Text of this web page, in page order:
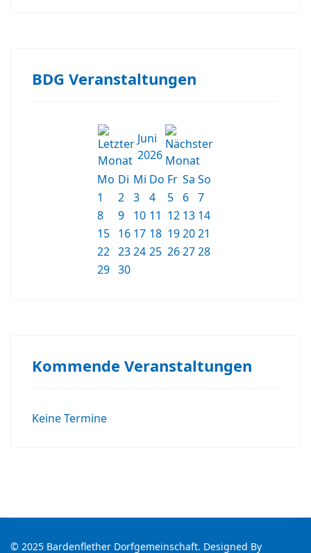
BDG Veranstaltungen
Juni
2026
Mo Di Mi Do Fr Sa So
1
2 3 4 5 6 7
8
9 10 11 12 13 14
15 16 17 18 192021
22 2324 25 262728
29 30
Kommende Veranstaltungen
Keine Termine
© 2025 Bardenflether Dorfgemeinschaft. Designed By